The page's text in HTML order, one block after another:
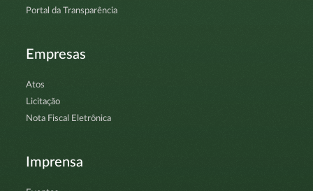
Portal da Transparência
Empresas
Atos
Licitação
Nota Fiscal Eletrônica
Imprensa